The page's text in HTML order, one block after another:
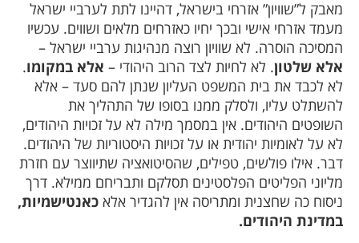
מאבק ל”שוויון” אזרחי בישראל, דהיינו לתת לערביי ישראל
מעמד אזרחי אישי ובכך יחיו כאזרחים מלאים ושווים. עכשיו
המסיכה הוסרה. לא שוויון רוצה מנהיגות ערביי ישראל –
אלא שלטון. לא לחיות לצד הרוב היהודי – אלא במקומו.
לא לכבד את בית המשפט העליון שנתן להם סעד – אלא
להשתלט עליו, ולסלק ממנו בסופו של התהליך את
השופטים היהודים. אין במסמך מילה לא על זכויות היהודים,
לא על לאומיות יהודית או על זכויות היסטוריות של היהודים.
דבר. אילו פולשים, טפילים, שהסיטואציה שתיווצר עם חזרת
מליוני הפליטים הפלסטינים תסלקם ותבריחם ממילא. דרך
ניסוח כה שחצנית ומתריסה אין להגדיר אלא כאנטישמיות,
במדינת היהודים.